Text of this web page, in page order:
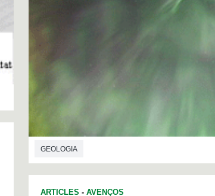
GEOLOGIA
ARTICLES - AVENÇOS